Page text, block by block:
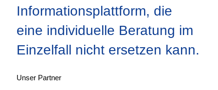
Informationsplattform, die
eine individuelle Beratung im
Einzelfall nicht ersetzen kann.
Unser Partner